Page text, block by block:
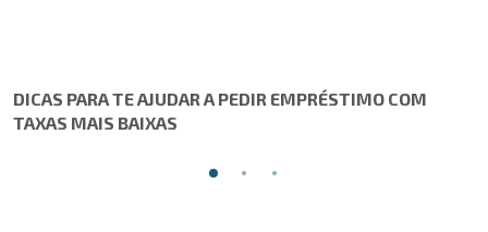
DICAS PARA TE AJUDAR A PEDIR EMPRÉSTIMO COM
TAXAS MAIS BAIXAS